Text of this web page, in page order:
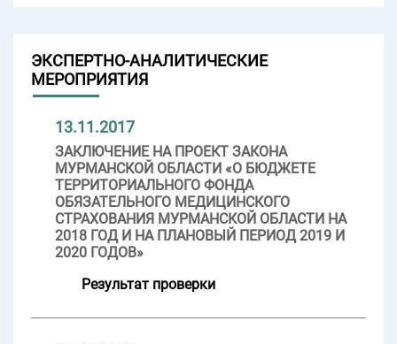
ЭКСПЕРТНО-АНАЛИТИЧЕСКИЕ
МЕРОПРИЯТИЯ
13.11.2017
ЗАКЛЮЧЕНИЕ НА ПРОЕКТ ЗАКОНА
МУРМАНСКОЙ ОБЛАСТИ «О БЮДЖЕТЕ
ТЕРРИТОРИАЛЬНОГО ФОНДА
ОБЯЗАТЕЛЬНОГО МЕДИЦИНСКОГО
СТРАХОВАНИЯ МУРМАНСКОЙ ОБЛАСТИ НА
2018 ГОД И НА ПЛАНОВЫЙ ПЕРИОД 2019 И
2020 ГОДОВ»
Результат проверки